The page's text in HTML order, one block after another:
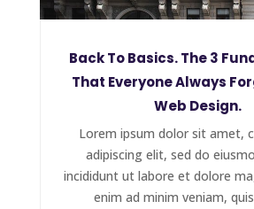
Back To Basics. The 3
That Everyone Always
Web Design.
Lorem ipsum dolor sit amet,
adipiscing elit, sed do
incididunt ut labore et dolore
enim ad minim veniam,